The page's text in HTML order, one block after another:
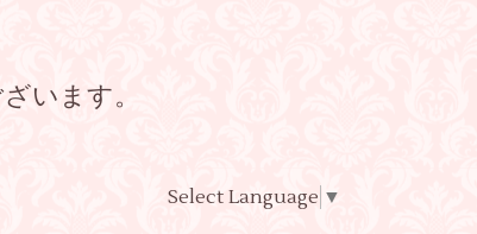
います。
Select Language ▼